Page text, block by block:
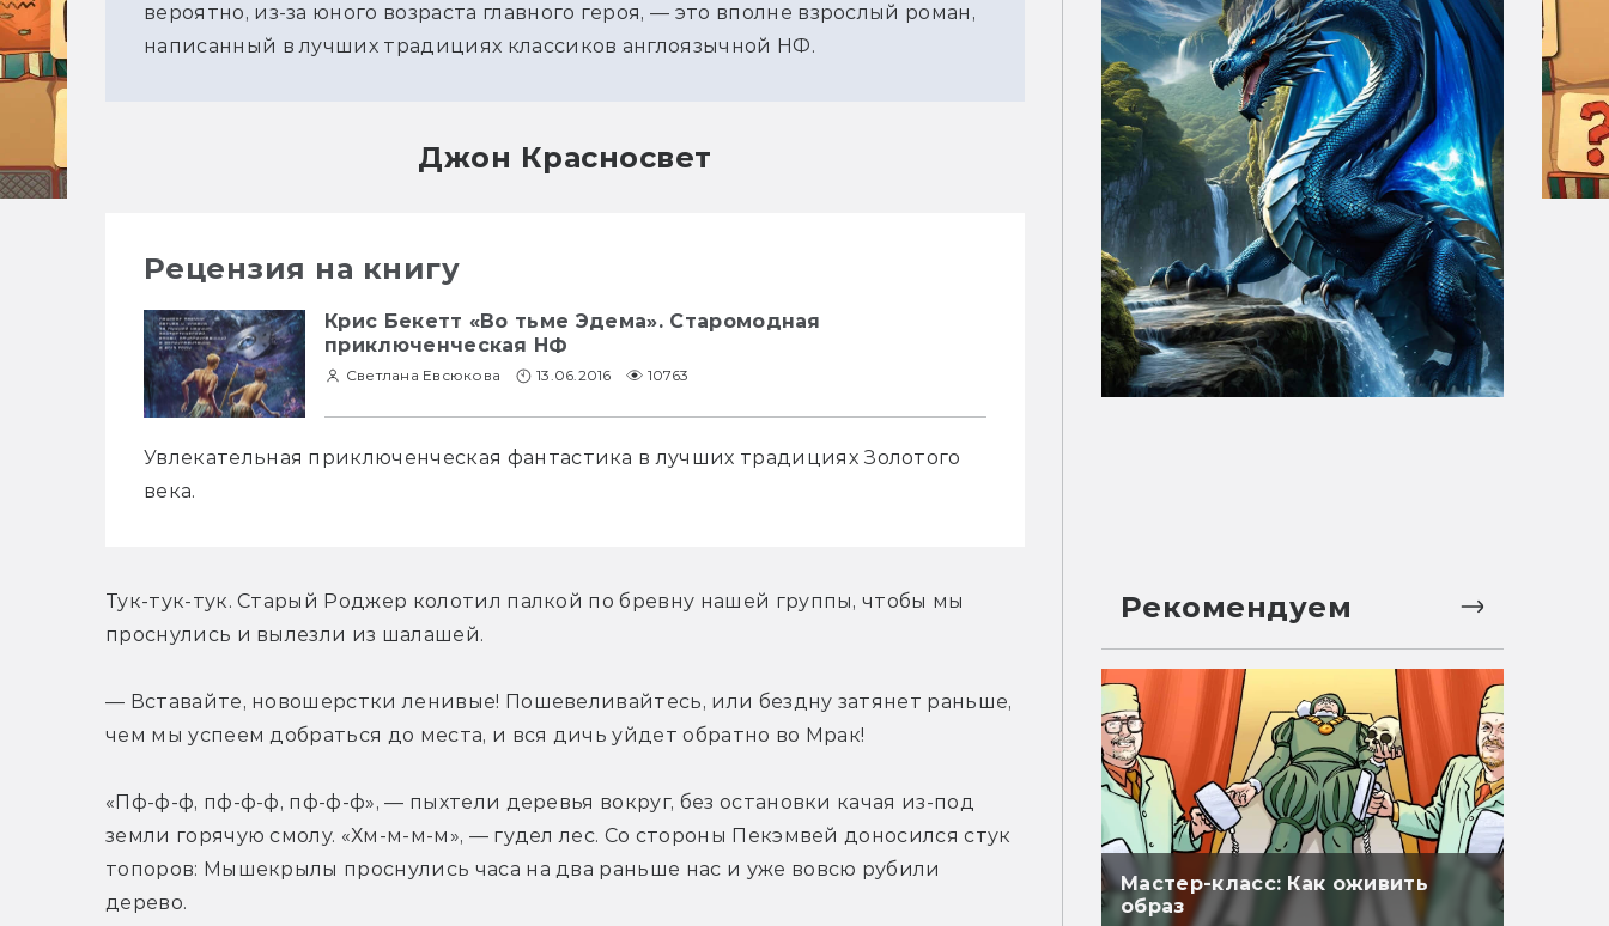
вероятно, из-за юного возраста главного героя, — это вполне взрослый роман,
написанный в лучших традициях классиков англоязычной НФ.
Джон Красносвет
Рецензия на книгу
Крис Бекетт «Во тьме Эдема». Старомодная
приключенческая НФ
Светлана Евсюкова 13.06.2016 10763
Увлекательная приключенческая фантастика в лучших традициях Золотого
века.
Тук-тук-тук. Старый Роджер колотил палкой по бревну нашей группы, чтобы мы
проснулись и вылезли из шалашей.
— Вставайте, новошерстки ленивые! Пошевеливайтесь, или бездну затянет раньше,
чем мы успеем добраться до места, и вся дичь уйдет обратно во Мрак!
«Пф-ф-ф, пф-ф-ф, пф-ф-ф», — пыхтели деревья вокруг, без остановки качая из-под
земли горячую смолу. «Хм-м-м-м», — гудел лес. Со стороны Пекэмвей доносился стук
топоров: Мышекрылы проснулись часа на два раньше нас и уже вовсю рубили
дерево.
Рекомендуем
Мастер-класс: Как оживить
образ